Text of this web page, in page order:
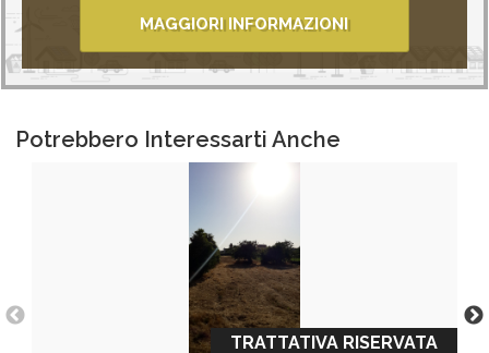
MAGGIORI INFORMAZIONI
Potrebbero Interessarti Anche
TRATTATIVA RISERVATA